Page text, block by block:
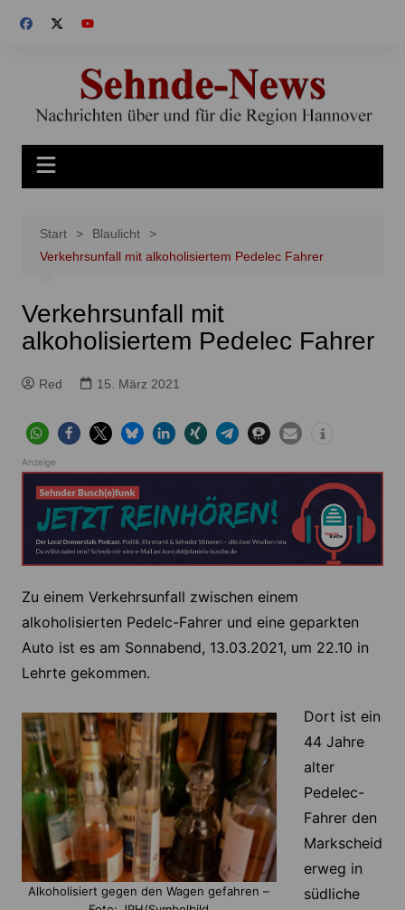
Inhalt
Start
Blaulicht
Verkehrsunfall mit alkoholisiertem Pedelec Fahrer
Verkehrsunfall mit
alkoholisiertem Pedelec Fahrer
Red 15. März 2021
Anzeige
Zu einem Verkehrsunfall zwischen einem
alkoholisierten Pedelc-Fahrer und eine geparkten
Auto ist es am Sonnabend, 13.03.2021, um 22.10 in
Lehrte gekommen.
Alkoholisiert gegen den Wagen gefahren –
Dort ist ein
44 Jahre
alter
Pedelec-
Fahrer den
Markscheid
erweg in
südliche